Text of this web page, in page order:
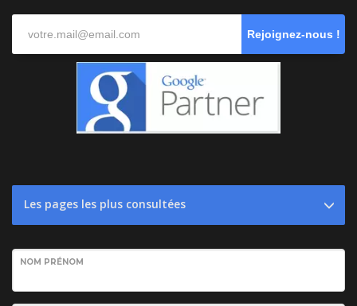
Rejoignez-nous !
Les pages les plus consultées
NOM PRÉNOM